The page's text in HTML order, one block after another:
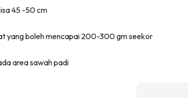
45 -50 cm
yang boleh mencapai 200-300 gm seekor
area sawah padi